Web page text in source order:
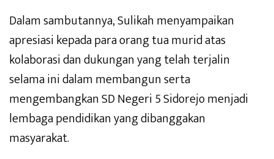
Dalam sambutannya, Sulikah menyampaikan
apresiasi kepada para orang tua murid atas
kolaborasi dan dukungan yang telah terjalin
selama ini dalam membangun serta
mengembangkan SD Negeri 5 Sidorejo menjadi
lembaga pendidikan yang dibanggakan
masyarakat.